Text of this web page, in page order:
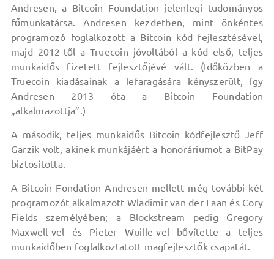
Andresen, a Bitcoin Foundation jelenlegi tudományos
főmunkatársa. Andresen kezdetben, mint önkéntes
programozó foglalkozott a Bitcoin kód fejlesztésével,
majd 2012-től a Truecoin jóvoltából a kód első, teljes
munkaidős fizetett fejlesztőjévé vált. (Időközben a
Truecoin kiadásainak a lefaragására kényszerült, így
Andresen 2013 óta a Bitcoin Foundation
„alkalmazottja”.)
A második, teljes munkaidős Bitcoin kódfejlesztő Jeff
Garzik volt, akinek munkájáért a honoráriumot a BitPay
biztosította.
A Bitcoin Fondation Andresen mellett még további két
programozót alkalmazott Wladimir van der Laan és Cory
Fields személyében; a Blockstream pedig Gregory
Maxwell-vel és Pieter Wuille-vel bővítette a teljes
munkaidőben foglalkoztatott magfejlesztők csapatát.